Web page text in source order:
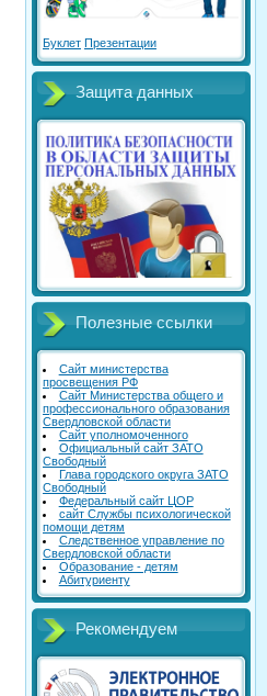
Буклет Презентации
Защита данных
Полезные ссылки
Сайт министерства
просвещения РФ
Сайт Министерства общего и
профессионального образования
Свердловской области
Сайт уполномоченного
Официальный сайт ЗАТО
Свободный
Глава городского округа ЗАТО
Свободный
Федеральный сайт ЦОР
сайт Службы психологической
помощи детям
Следственное управление по
Свердловской области
Образование - детям
Абитуриенту
Рекомендуем